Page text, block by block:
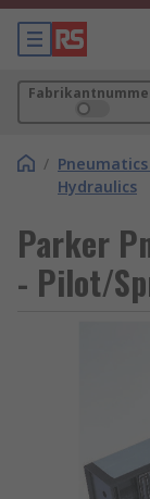
/
Hydraulics
Parker
- Pilot/